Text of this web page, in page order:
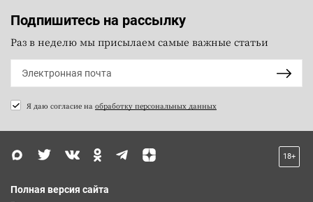
Подпишитесь на рассылку
Раз в неделю мы присылаем самые важные статьи
Я даю согласие на обработку персональных данных
18+
Полная версия сайта